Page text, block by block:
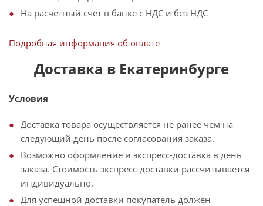
На расчетный счет в банке с НДС и без НДС
Подробная информация об оплате
Доставка в Екатеринбурге
Условия
Доставка товара осуществляется не ранее чем на
следующий день после согласования заказа.
Возможно оформление и экспресс-доставка в день
заказа. Стоимость экспресс-доставки рассчитывается
индивидуально.
Для успешной доставки покупатель должен